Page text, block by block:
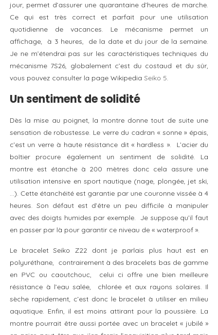
jour, permet d’assurer une quarantaine d’heures de marche.
Ce qui est très correct et parfait pour une utilisation
quotidienne de vacances. Le mécanisme permet un
affichage, à 3 heures, de la date et du jour de la semaine.
Je ne m’étendrai pas sur les caractéristiques techniques du
mécanisme 7S26, globalement c’est du costaud et du sûr,
vous pouvez consulter la page Wikipedia Seiko 5.
Un sentiment de solidité
Dès la mise au poignet, la montre donne tout de suite une
sensation de robustesse. Le verre du cadran « sonne » épais,
c’est un verre à haute résistance dit « hardless ». L’acier du
boîtier procure également un sentiment de solidité. La
montre est étanche à 200 mètres donc cela assure une
utilisation intensive en sport nautique (nage, plongée, jet ski,
…). Cette étanchéité est garantie par une couronne vissée à 4
heures. Son défaut est d’être un peu difficile à manipuler
avec des doigts humides par exemple. Je suppose qu’il faut
en passer par là pour garantir ce niveau de « waterproof ».
Le bracelet Seiko Z22 dont je parlais plus haut est en
polyuréthane, contrairement à des bracelets bas de gamme
en PVC ou caoutchouc, celui ci offre une bien meilleure
résistance à l’eau salée, chlorée et aux rayons solaires. Il
sèche rapidement, c’est donc le bracelet à utiliser en milieu
aquatique. Enfin, il est moins attirant pour la poussière. La
montre pourrait être aussi portée avec un bracelet « jubilé »